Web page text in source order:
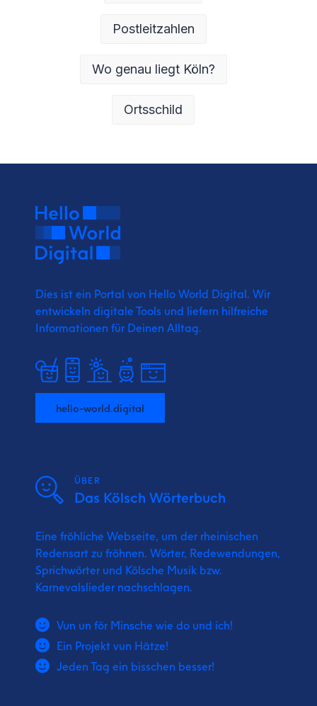
Postleitzahlen
Wo genau liegt Köln?
Ortsschild
Dies ist ein Portal von Hello World Digital. Wir
entwickeln digitale Tools und liefern hilfreiche
Informationen für Deinen Alltag.
hello-world.digital
ÜBER
Das Kölsch Wörterbuch
Eine fröhliche Webseite, um der rheinischen
Redensart zu fröhnen. Wörter, Redewendungen,
Sprichwörter und Kölsche Musik bzw.
Karnevalslieder nachschlagen.
Vun un för Minsche wie do und ich!
Ein Projekt vun Hätze!
Jeden Tag ein bisschen besser!